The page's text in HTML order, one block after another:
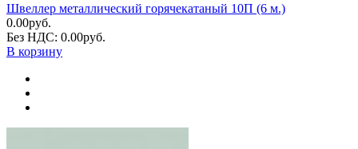
Швеллер металлический горячекатаный 10П (6 м.)
0.00руб.
Без НДС: 0.00руб.
В корзину